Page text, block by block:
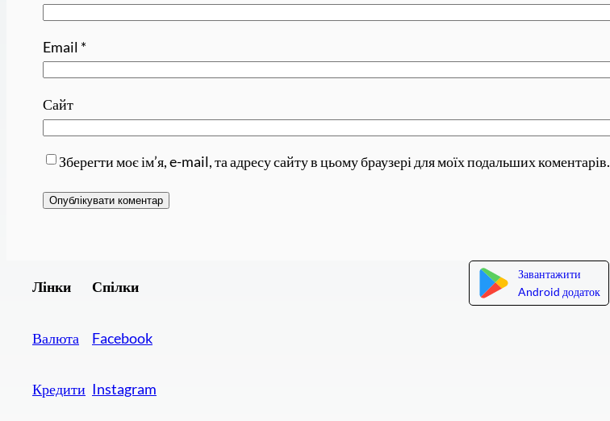
Email *
Сайт
Зберегти моє ім’я, e-mail, та адресу сайту в цьому браузері для моїх подальших коментарів.
Лінки
Валюта
Кредити
Спілки
Facebook
Instagram
Завантажити
Android додаток